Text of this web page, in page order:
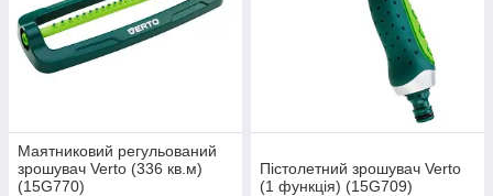
Маятниковий регульований
зрошувач Verto (336 кв.м)
(15G770)
Пістолетний зрошувач Verto
(1 функція) (15G709)